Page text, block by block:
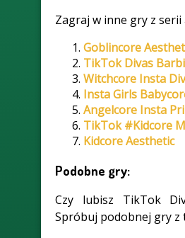
Zagraj w inne gry z serii
Goblincore
TikTok Divas
Witchcore Insta
Insta Girls
Angelcore Insta
TikTok #Kidcore
Kidcore Aesthetic
Podobne gry:
Czy lubisz TikTok
Spróbuj podobnej gry z